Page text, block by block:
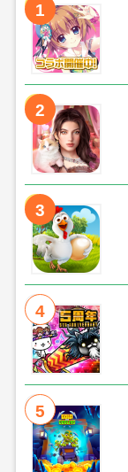
1
2
3
4
5